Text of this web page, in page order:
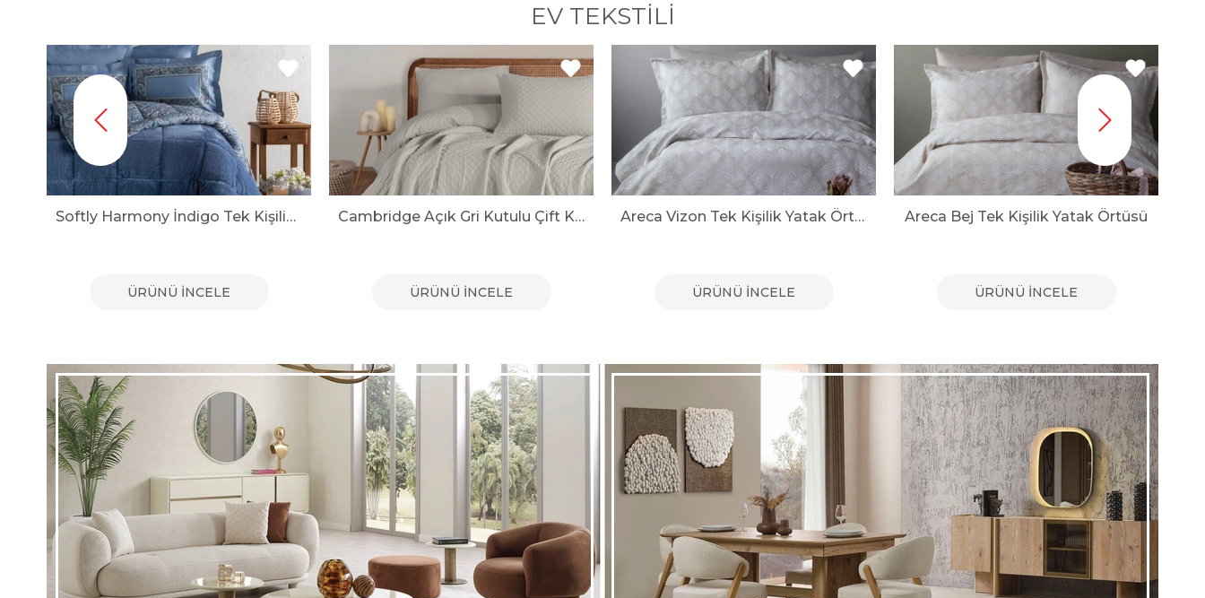
EV TEKSTILI
Cambridge Açık Gri Kutulu Çift Kişilik Yatak Örtüsü Seti
ÜRÜNÜ İNCELE
Areca Vizon Tek Kişilik Yatak Örtüsü
ÜRÜNÜ İNCELE
Areca Bej Tek Kişilik Yatak Örtüsü
ÜRÜNÜ İNCELE
Wing Terakota Kapitoneli Çift Kişilik Yatak Örtüsü Seti
ÜRÜNÜ İNCELE